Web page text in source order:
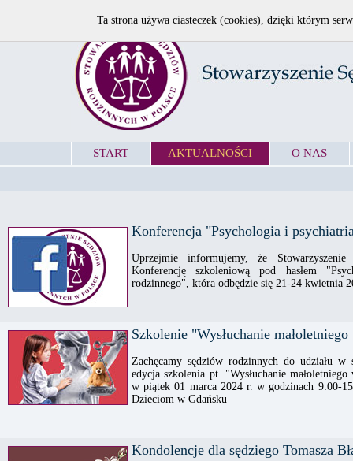
START AKTUALNOŚCI O NAS
Konferencja "Psychologia i
Uprzejmie informujemy, że
Konferencję szkoleniową pod hasłem
rodzinnego", która odbędzie się 21-24 kwietnia
Szkolenie "Wysłuchanie
Zachęcamy sędziów rodzinnych do udziału w
edycja szkolenia pt. "Wysłuchanie
w piątek 01 marca 2024 r. w godzinach 9:00-
Dzieciom w Gdańsku
Kondolencje dla sędziego Tomasza
Ta strona używa ciasteczek (cookies), dzięki którym